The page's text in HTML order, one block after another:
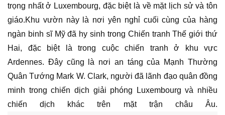
trọng nhất ở Luxembourg, đặc biệt là về mặt lịch sử và tôn
giáo.Khu vườn này là nơi yên nghỉ cuối cùng của hàng
ngàn binh sĩ Mỹ đã hy sinh trong Chiến tranh Thế giới thứ
Hai, đặc biệt là trong cuộc chiến tranh ở khu vực
Ardennes. Đây cũng là nơi an táng của Mạnh Thường
Quân Tướng Mark W. Clark, người đã lãnh đạo quân đồng
minh trong chiến dịch giải phóng Luxembourg và nhiều
chiến dịch khác trên mặt trận châu Âu.